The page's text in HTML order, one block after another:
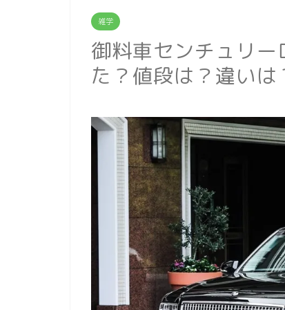
雑学
御料車センチュリ
た？値段は？違いは